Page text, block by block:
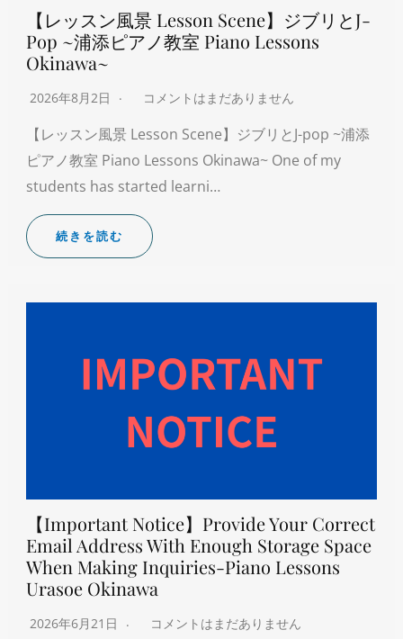
【レッスン風景 Lesson Scene】ジブリとJ-
Pop ~浦添ピアノ教室 Piano Lessons
Okinawa~
2026年8月2日 コメントはまだありません
【レッスン風景 Lesson Scene】ジブリとJ-pop ~浦添
ピアノ教室 Piano Lessons Okinawa~ One of my
students has started learni…
続きを読む
【Important Notice】Provide Your Correct
Email Address With Enough Storage Space
When Making Inquiries-Piano Lessons
Urasoe Okinawa
2026年6月21日 コメントはまだありません